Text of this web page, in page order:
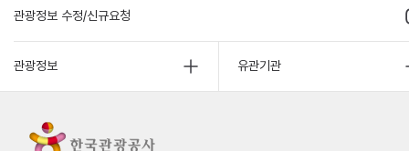
관광정보 수정/신규요청
관광정보 유관기관